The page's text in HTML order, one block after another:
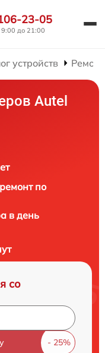
23-05
до 21:00
устройств
Autel
по
в день
со